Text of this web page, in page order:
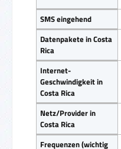
SMS eingehend
Datenpakete in Costa
Rica
Internet-
Geschwindigkeit in
Costa Rica
Netz/Provider in
Costa Rica
Frequenzen (wichtig